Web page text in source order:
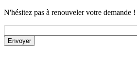
N'hésitez pas à renouveler votre demande !